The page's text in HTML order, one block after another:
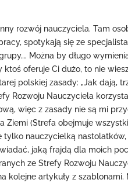
rozwój nauczyciela. Tam
spotykają się ze
Można by długo
oferuje Ci dużo, to nie
polskiej zasady: „Jak dają,
Rozwoju Nauczyciela
więc z zasady nie są mi
(Strefa obejmuje
tylko nauczycielką
jaką frajdą dla moich
ze Strefy Rozwoju
kolejne artykuły z szablonami.